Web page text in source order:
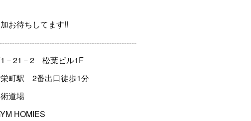
お待ちしてます!!
－21－2 松葉ビル1F
町駅 2番出口徒歩1分
道場
HOMIES